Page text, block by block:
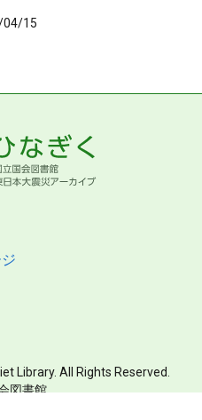
04/15
Library. All Rights Reserved.